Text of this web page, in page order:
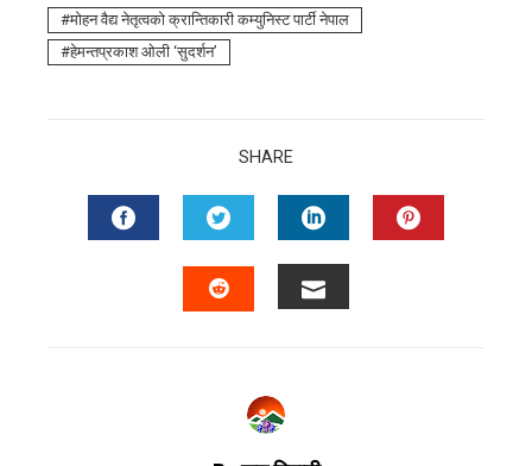
माेहन वैद्य नेतृत्वको क्रान्तिकारी कम्युनिस्ट पार्टी नेपाल
हेमन्तप्रकाश ओली ‘सुदर्शन’
SHARE